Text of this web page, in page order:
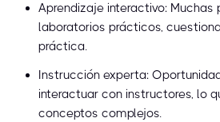
Aprendizaje interactivo:
laboratorios prácticos,
práctica.
Instrucción experta:
interactuar con instructores, lo
conceptos complejos.